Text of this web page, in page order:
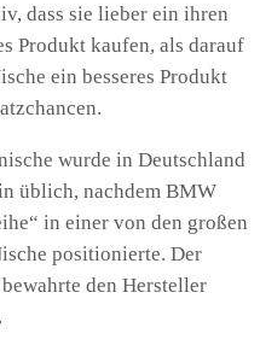
dass sie lieber ein ihren
Produkt kaufen, als darauf
ein besseres Produkt
wurde in Deutschland
üblich, nachdem BMW
in einer von den großen
positionierte. Der
den Hersteller